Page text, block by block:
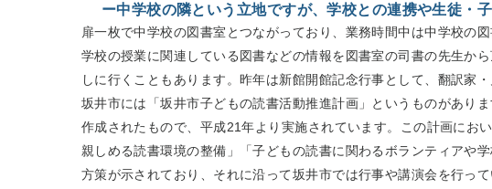
ー中学校の隣という立地ですが、学校との連携や生徒・
扉一枚で中学校の図書室とつながっており、業務時間中は中学校の
学校の授業に関連している図書などの情報を図書室の司書の先生か
しに行くこともあります。昨年は新館開館記念行事として、翻訳
坂井市には「坂井市子どもの読書活動推進計画」というものがあり
作成されたもので、平成21年より実施されています。この計画にお
親しめる読書環境の整備」「子どもの読書に関わるボランティアや
方策が示されており、それに沿って坂井市では行事や講演会を行っ